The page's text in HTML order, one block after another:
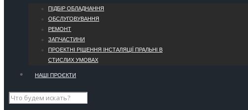
ПІДБІР ОБЛАДНАННЯ
ОБСЛУГОВУВАННЯ
РЕМОНТ
ЗАПЧАСТИНИ
ПРОЕКТНІ РІШЕННЯ ІНСТАЛЯЦІЇ ПРАЛЬНІ В
СТИСЛИХ УМОВАХ
НАШІ ПРОЄКТИ